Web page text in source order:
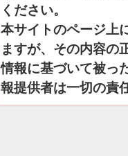
ください。
本サイトのページ上
ますが、その内容の
情報に基づいて被っ
報提供者は一切の責